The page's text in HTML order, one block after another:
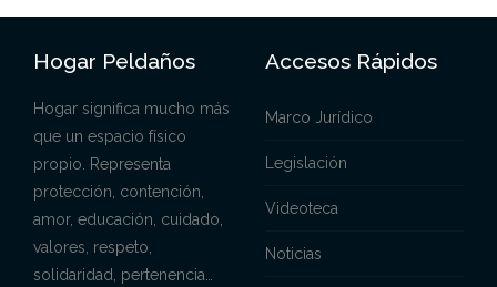
Hogar Peldaños
Hogar significa mucho más
que un espacio físico
propio. Representa
protección, contención,
amor, educación, cuidado,
valores, respeto,
solidaridad, pertenencia…
Accesos Rápidos
Marco Jurídico
Legislación
Videoteca
Noticias